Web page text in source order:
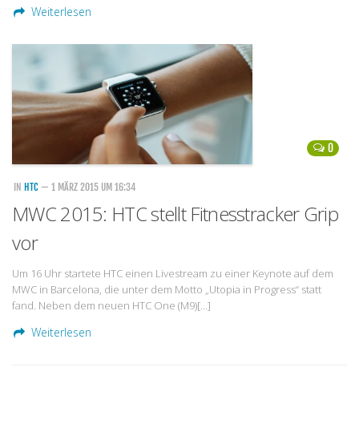
Weiterlesen
0
IN HTC — 1 MÄRZ 2015 UM 16:34
MWC 2015: HTC stellt Fitnesstracker Grip
vor
Um 16 Uhr startete HTC einen Livestream zu einer Keynote auf dem
MWC in Barcelona, die unter dem Motto „Utopia in Progress“ statt
fand. Neben dem neuen HTC One (M9)[…]
Weiterlesen